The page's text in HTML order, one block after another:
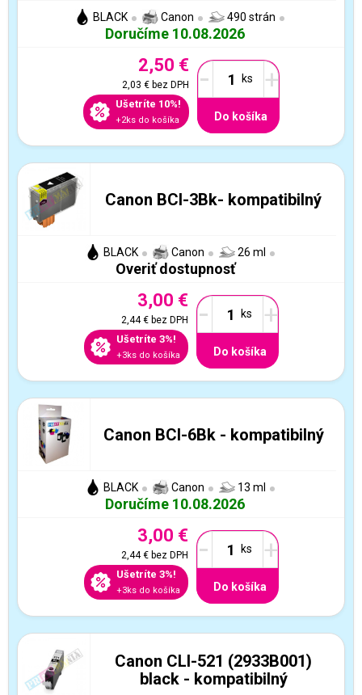
BLACK Canon 490 strán
Doručíme 10.08.2026
2,50 €
2,03 €bez DPH
Ušetríte 10%!
+2ks do košíka
- +
Do košíka
Canon BCI-3Bk- kompatibilný
BLACK Canon 26 ml
Overiť dostupnosť
3,00 €
2,44 €bez DPH
Ušetríte 3%!
+3ks do košíka
- +
Do košíka
Canon BCI-6Bk - kompatibilný
BLACK Canon 13 ml
Doručíme 10.08.2026
3,00 €
2,44 €bez DPH
Ušetríte 3%!
+3ks do košíka
- +
Do košíka
Canon CLI-521 (2933B001)
black - kompatibilný